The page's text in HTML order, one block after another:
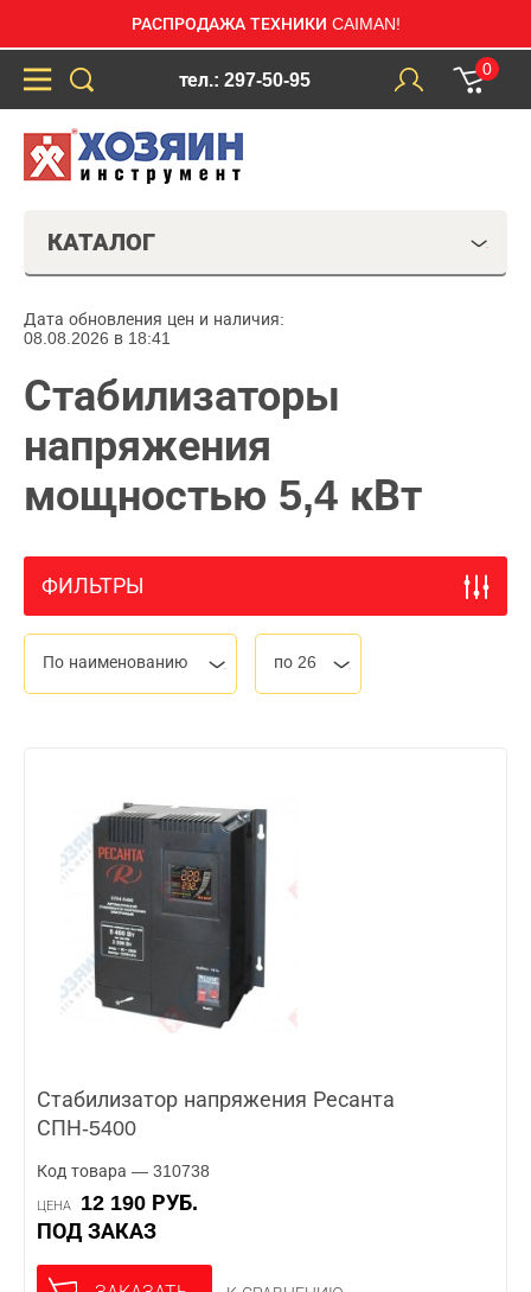
РАСПРОДАЖА ТЕХНИКИ CAIMAN!
тел.: 297-50-95
0
КАТАЛОГ
Дата обновления цен и наличия:
08.08.2026 в 18:41
Стабилизаторы
напряжения
мощностью 5,4 кВт
ФИЛЬТРЫ
По наименованию по 26
Стабилизатор напряжения Ресанта
СПН-5400
Код товара — 310738
ЦЕНА
12 190 РУБ.
ПОД ЗАКАЗ